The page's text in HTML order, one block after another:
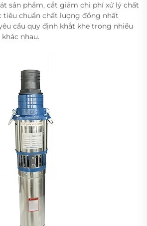
sản phẩm, cắt giảm chi phí xử lý chất
tiêu chuẩn chất lượng đồng nhất
cầu quy định khắt khe trong nhiều
nhau.